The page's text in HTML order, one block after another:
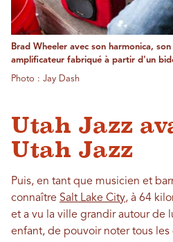
Brad Wheeler avec son harmonica,
amplificateur fabriqué à partir d'un
Photo : Jay Dash
Utah Jazz
Utah Jazz
Puis, en tant que musicien et
connaître Salt Lake City, à 64
et a vu la ville grandir autour de
enfant, de pouvoir noter tous les